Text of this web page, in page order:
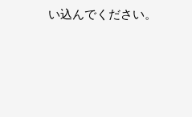
い込んでください。